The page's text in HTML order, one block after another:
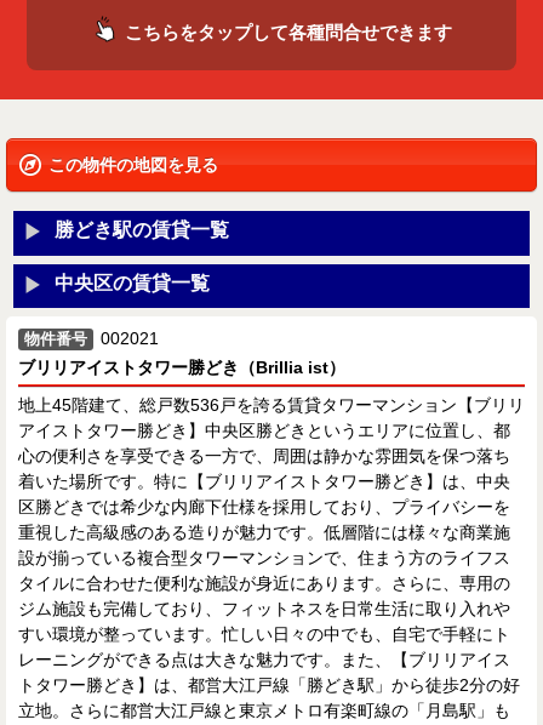
こちらをタップして各種問合せできます
この物件の地図を見る
勝どき駅の賃貸一覧
中央区の賃貸一覧
物件番号
002021
ブリリアイストタワー勝どき（Brillia ist）
地上45階建て、総戸数536戸を誇る賃貸タワーマンション【ブリリ
アイストタワー勝どき】中央区勝どきというエリアに位置し、都
心の便利さを享受できる一方で、周囲は静かな雰囲気を保つ落ち
着いた場所です。特に【ブリリアイストタワー勝どき】は、中央
区勝どきでは希少な内廊下仕様を採用しており、プライバシーを
重視した高級感のある造りが魅力です。低層階には様々な商業施
設が揃っている複合型タワーマンションで、住まう方のライフス
タイルに合わせた便利な施設が身近にあります。さらに、専用の
ジム施設も完備しており、フィットネスを日常生活に取り入れや
すい環境が整っています。忙しい日々の中でも、自宅で手軽にト
レーニングができる点は大きな魅力です。また、【ブリリアイス
トタワー勝どき】は、都営大江戸線「勝どき駅」から徒歩2分の好
立地。さらに都営大江戸線と東京メトロ有楽町線の「月島駅」も